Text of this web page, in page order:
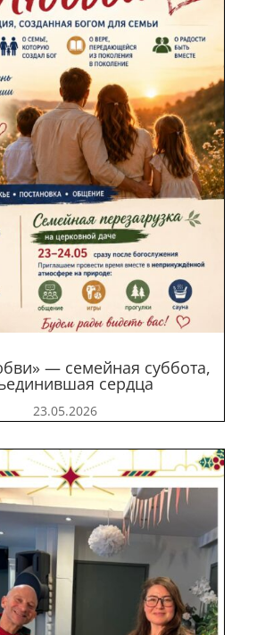
— семейная суббота,
сердца
23.05.2026